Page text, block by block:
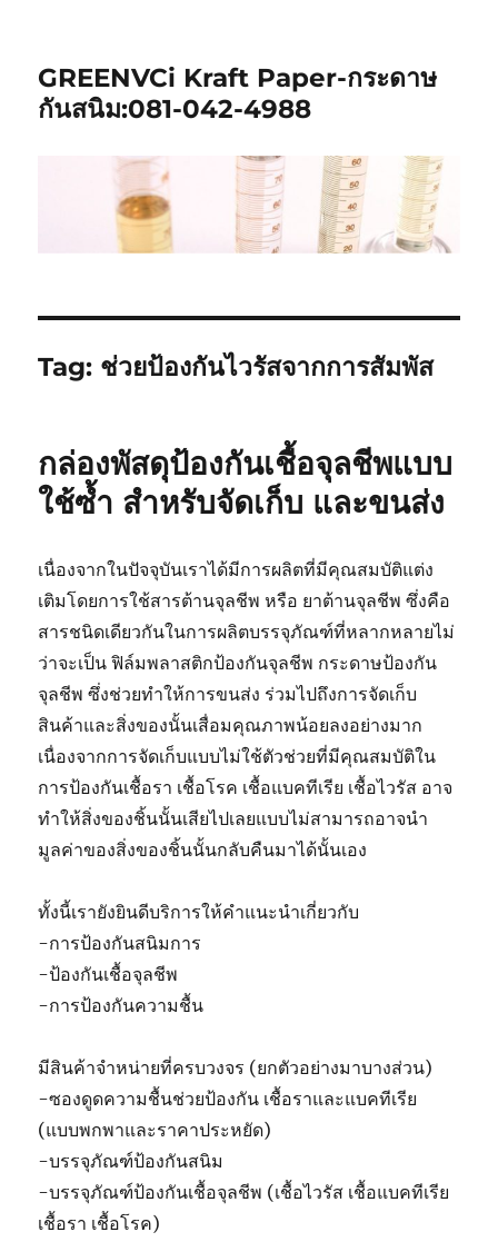
GREENVCi Kraft Paper-กระดาษ
กันสนิม:081-042-4988
Tag: ช่วยป้องกันไวรัสจากการสัมพัส
กล่องพัสดุป้องกันเชื้อจุลชีพแบบ
ใช้ซ้ำ สำหรับจัดเก็บ และขนส่ง
เนื่องจากในปัจจุบันเราได้มีการผลิตที่มีคุณสมบัติแต่ง
เติมโดยการใช้สารต้านจุลชีพ หรือ ยาต้านจุลชีพ ซึ่งคือ
สารชนิดเดียวกันในการผลิตบรรจุภัณฑ์ที่หลากหลายไม่
ว่าจะเป็น ฟิล์มพลาสติกป้องกันจุลชีพ กระดาษป้องกัน
จุลชีพ ซึ่งช่วยทำให้การขนส่ง ร่วมไปถึงการจัดเก็บ
สินค้าและสิ่งของนั้นเสื่อมคุณภาพน้อยลงอย่างมาก
เนื่องจากการจัดเก็บแบบไม่ใช้ตัวช่วยที่มีคุณสมบัติใน
การป้องกันเชื้อรา เชื้อโรค เชื้อแบคทีเรีย เชื้อไวรัส อาจ
ทำให้สิ่งของชิ้นนั้นเสียไปเลยแบบไม่สามารถอาจนำ
มูลค่าของสิ่งของชิ้นนั้นกลับคืนมาได้นั้นเอง
ทั้งนี้เรายังยินดีบริการให้คำแนะนำเกี่ยวกับ
-การป้องกันสนิมการ
-ป้องกันเชื้อจุลชีพ
-การป้องกันความชื้น
มีสินค้าจำหน่ายที่ครบวงจร (ยกตัวอย่างมาบางส่วน)
-ซองดูดความชื้นช่วยป้องกัน เชื้อราและแบคทีเรีย
(แบบพกพาและราคาประหยัด)
-บรรจุภัณฑ์ป้องกันสนิม
-บรรจุภัณฑ์ป้องกันเชื้อจุลชีพ (เชื้อไวรัส เชื้อแบคทีเรีย
เชื้อรา เชื้อโรค)